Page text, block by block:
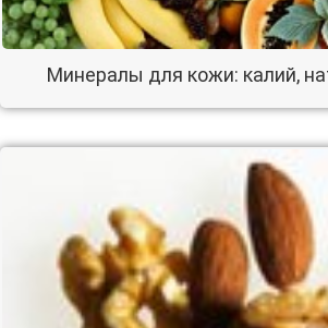
Минералы для кожи: калий,